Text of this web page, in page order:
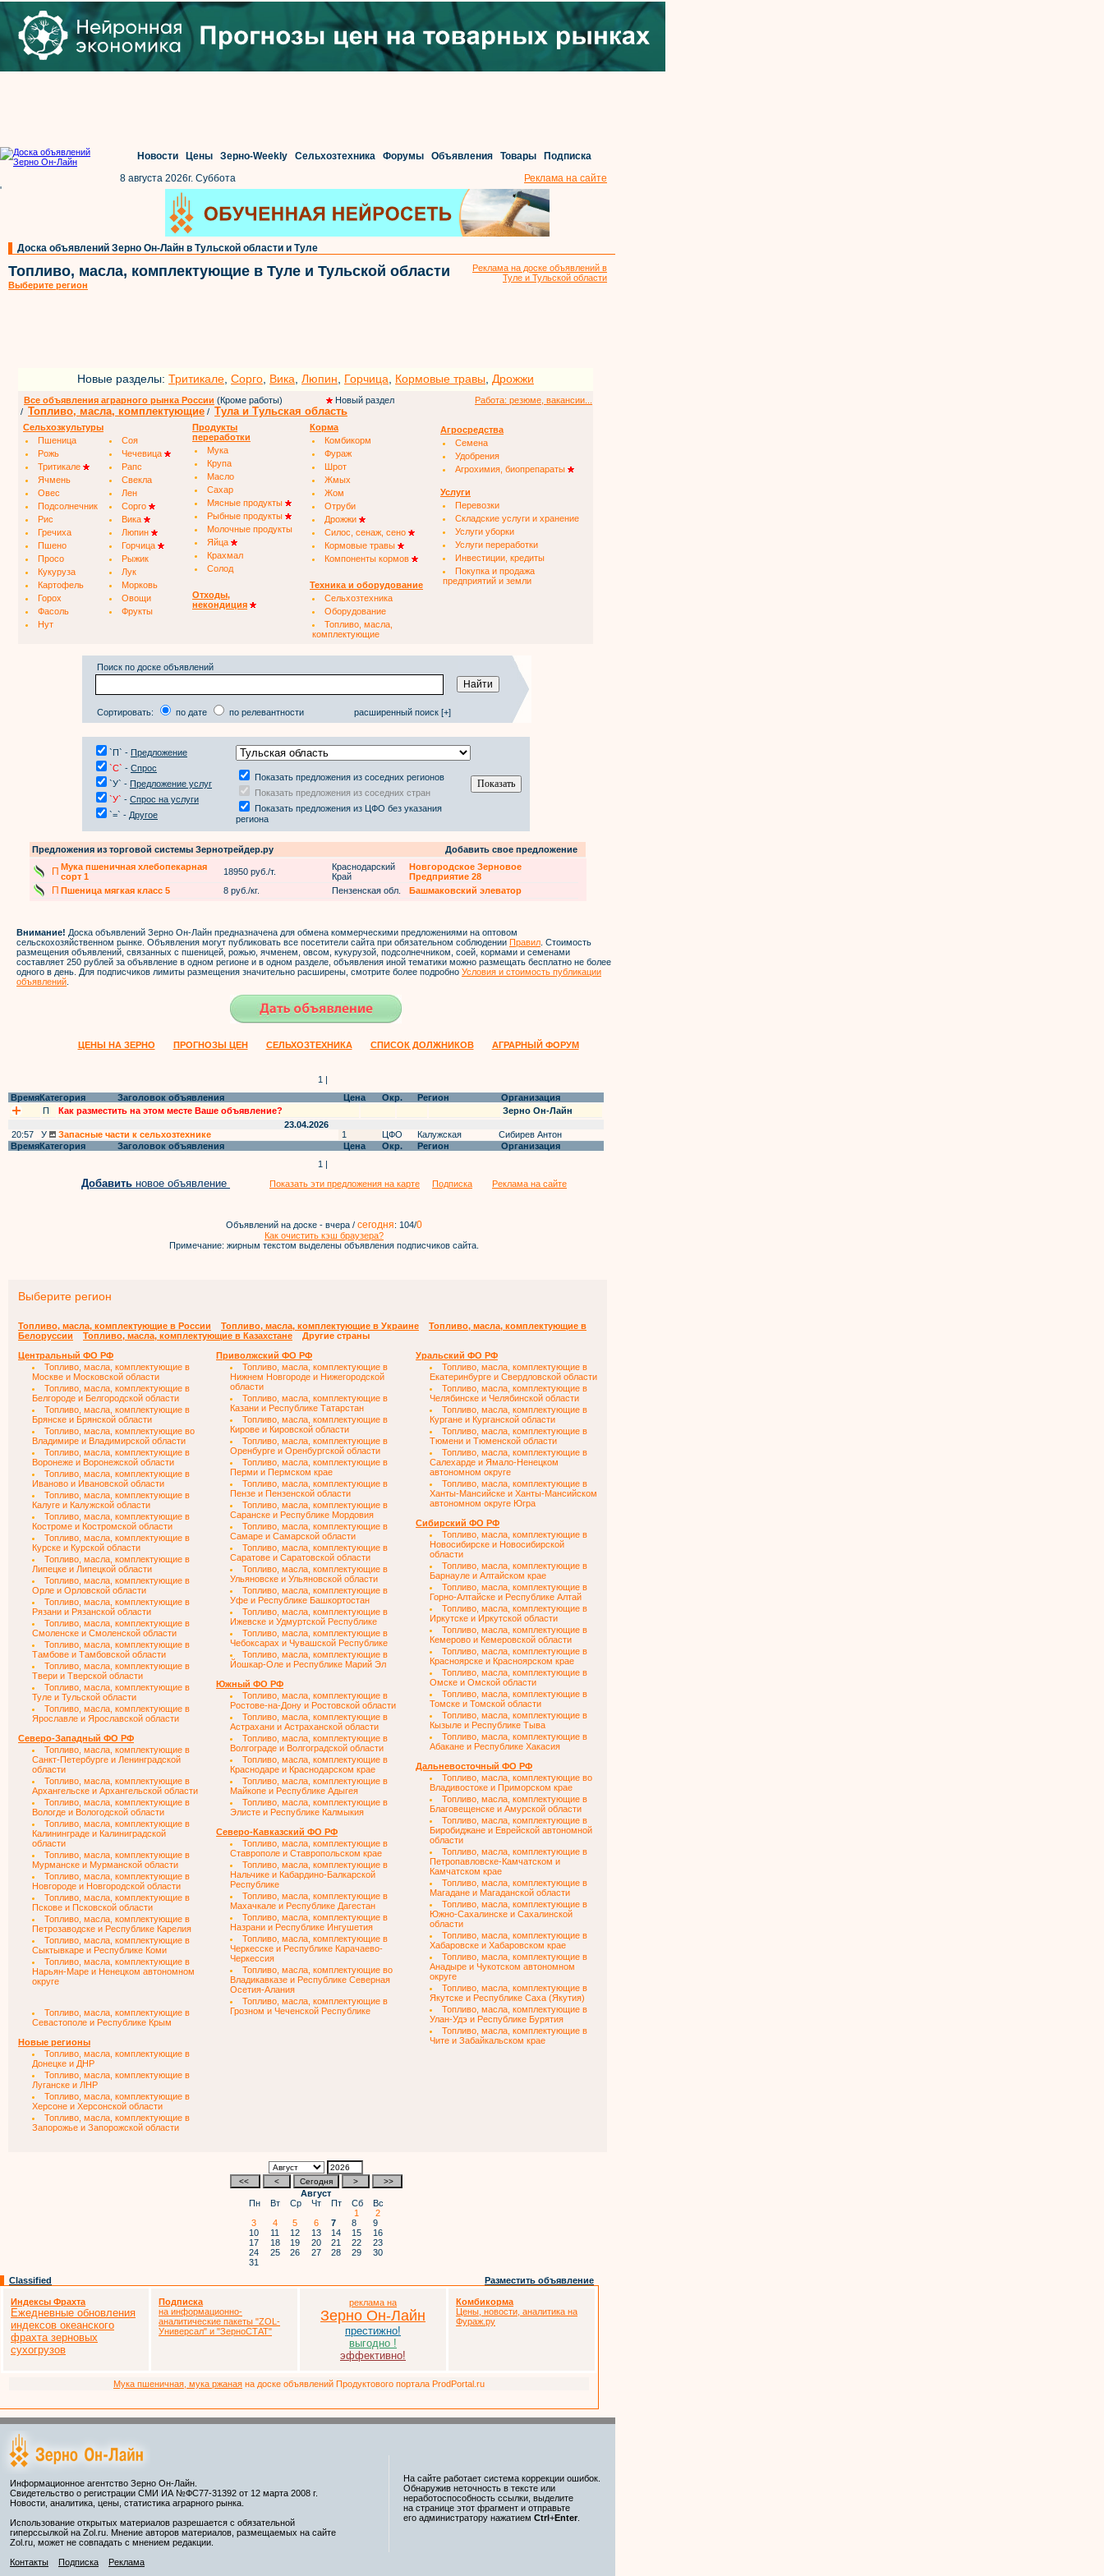
Новости Цены Зерно-Weekly Сельхозтехника Форумы Объявления Товары
Подписка
8 августа 2026г. Суббота
Реклама на сайте
'
Доска объявлений Зерно Он-Лайн в Тульской области и Туле
Топливо, масла, комплектующие в Туле и Тульской области
Выберите регион
Реклама на доске объявлений в
Туле и Тульской области
Новые разделы: Тритикале Сорго Вика Люпин Горчица Кормовые травы Дрожжи
Все объявления аграрного рынка России (Кроме работы) Новый раздел
Работа: резюме, вакансии...
/ Топливо, масла, комплектующие / Тула и Тульская область
Сельхозкультуры
Пшеница
Соя
Рожь
Чечевица
Тритикале
Рапс
Ячмень
Свекла
Овес
Лен
Подсолнечник
Сорго
Рис
Вика
Гречиха
Люпин
Пшено
Горчица
Просо
Рыжик
Кукуруза
Лук
Картофель
Морковь
Горох
Овощи
Фасоль
Фрукты
Нут
Продукты
переработки
Мука
Крупа
Масло
Сахар
Мясные продукты
Рыбные продукты
Молочные продукты
Яйца
Крахмал
Солод
Отходы,
некондиция
Корма
Комбикорм
Фураж
Шрот
Жмых
Жом
Отруби
Дрожжи
Силос, сенаж, сено
Кормовые травы
Компоненты кормов
Техника и оборудование
Сельхозтехника
Оборудование
Топливо, масла,
комплектующие
Агросредства
Семена
Удобрения
Агрохимия, биопрепараты
Услуги
Перевозки
Складские услуги и хранение
Услуги уборки
Услуги переработки
Инвестиции, кредиты
Покупка и продажа
предприятий и земли
Поиск по доске объявлений
Сортировать: по дате по релевантности расширенный поиск [+]
`П` - Предложение
`С` - Спрос
`У` - Предложение услуг
`У` - Спрос на услуги
`=` - Другое
Показать предложения из соседних регионов
Показать предложения из соседних стран
Показать предложения из ЦФО без указания
региона
Предложения из торговой системы Зернотрейдер.ру Добавить свое предложение
П Мука пшеничная хлебопекарная
сорт 1
18950 руб./т.
Краснодарский
Край
Новгородское Зерновое
Предприятие 28
П Пшеница мягкая класс 5 8 руб./кг. Пензенская обл. Башмаковский элеватор
Внимание! Доска объявлений Зерно Он-Лайн предназначена для обмена коммерческими предложениями на оптовом
сельскохозяйственном рынке. Объявления могут публиковать все посетители сайта при обязательном соблюдении Правил . Стоимость
размещения объявлений, связанных с пшеницей, рожью, ячменем, овсом, кукурузой, подсолнечником, соей, кормами и семенами
составляет 250 рублей за объявление в одном регионе и в одном разделе, объявления иной тематики можно размещать бесплатно не более
одного в день. Для подписчиков лимиты размещения значительно расширены, смотрите более подробно Условия и стоимость публикации
объявлений
ЦЕНЫ НА ЗЕРНО ПРОГНОЗЫ ЦЕН СЕЛЬХОЗТЕХНИКА СПИСОК ДОЛЖНИКОВ АГРАРНЫЙ ФОРУМ
1 |
ВремяКатегория Заголовок объявления Цена Окр. Регион
Организация
П
Как разместить на этом месте Ваше объявление?
Зерно Он-Лайн
23.04.2026
20:57
У Запасные части к сельхозтехнике 1 ЦФО Калужская
Сибирев Антон
ВремяКатегория Заголовок объявления Цена Окр. Регион
Организация
1 |
Добавить новое объявление Показать эти предложения на карте Подписка Реклама на сайте
Объявлений на доске - вчера / сегодня: 104/0
Как очистить кэш браузера?
Примечание: жирным текстом выделены объявления подписчиков сайта.
Выберите регион
Топливо, масла, комплектующие в России Топливо, масла, комплектующие в Украине
Топливо, масла, комплектующие в
Белоруссии
Топливо, масла, комплектующие в Казахстане
Другие страны
Центральный ФО РФ
Топливо, масла, комплектующие в
Москве и Московской области
Топливо, масла, комплектующие в
Белгороде и Белгородской области
Топливо, масла, комплектующие в
Брянске и Брянской области
Топливо, масла, комплектующие во
Владимире и Владимирской области
Топливо, масла, комплектующие в
Воронеже и Воронежской области
Топливо, масла, комплектующие в
Иваново и Ивановской области
Топливо, масла, комплектующие в
Калуге и Калужской области
Топливо, масла, комплектующие в
Костроме и Костромской области
Топливо, масла, комплектующие в
Курске и Курской области
Топливо, масла, комплектующие в
Липецке и Липецкой области
Топливо, масла, комплектующие в
Орле и Орловской области
Топливо, масла, комплектующие в
Рязани и Рязанской области
Топливо, масла, комплектующие в
Смоленске и Смоленской области
Топливо, масла, комплектующие в
Тамбове и Тамбовской области
Топливо, масла, комплектующие в
Твери и Тверской области
Топливо, масла, комплектующие в
Туле и Тульской области
Топливо, масла, комплектующие в
Ярославле и Ярославской области
Северо-Западный ФО РФ
Топливо, масла, комплектующие в
Санкт-Петербурге и Ленинградской
области
Топливо, масла, комплектующие в
Архангельске и Архангельской области
Топливо, масла, комплектующие в
Вологде и Вологодской области
Топливо, масла, комплектующие в
Калининграде и Калиниградской
области
Топливо, масла, комплектующие в
Мурманске и Мурманской области
Топливо, масла, комплектующие в
Новгороде и Новгородской области
Топливо, масла, комплектующие в
Пскове и Псковской области
Топливо, масла, комплектующие в
Петрозаводске и Республике Карелия
Топливо, масла, комплектующие в
Сыктывкаре и Республике Коми
Топливо, масла, комплектующие в
Нарьян-Маре и Ненецком автономном
округе
Топливо, масла, комплектующие в
Севастополе и Республике Крым
Новые регионы
Топливо, масла, комплектующие в
Донецке и ДНР
Топливо, масла, комплектующие в
Луганске и ЛНР
Топливо, масла, комплектующие в
Херсоне и Херсонской области
Топливо, масла, комплектующие в
Запорожье и Запорожской области
Приволжский ФО РФ
Топливо, масла, комплектующие в
Нижнем Новгороде и Нижегородской
области
Топливо, масла, комплектующие в
Казани и Республике Татарстан
Топливо, масла, комплектующие в
Кирове и Кировской области
Топливо, масла, комплектующие в
Оренбурге и Оренбургской области
Топливо, масла, комплектующие в
Перми и Пермском крае
Топливо, масла, комплектующие в
Пензе и Пензенской области
Топливо, масла, комплектующие в
Саранске и Республике Мордовия
Топливо, масла, комплектующие в
Самаре и Самарской области
Топливо, масла, комплектующие в
Саратове и Саратовской области
Топливо, масла, комплектующие в
Ульяновске и Ульяновской области
Топливо, масла, комплектующие в
Уфе и Республике Башкортостан
Топливо, масла, комплектующие в
Ижевске и Удмуртской Республике
Топливо, масла, комплектующие в
Чебоксарах и Чувашской Республике
Топливо, масла, комплектующие в
Йошкар-Оле и Республике Марий Эл
Южный ФО РФ
Топливо, масла, комплектующие в
Ростове-на-Дону и Ростовской области
Топливо, масла, комплектующие в
Астрахани и Астраханской области
Топливо, масла, комплектующие в
Волгограде и Волгоградской области
Топливо, масла, комплектующие в
Краснодаре и Краснодарском крае
Топливо, масла, комплектующие в
Майкопе и Республике Адыгея
Топливо, масла, комплектующие в
Элисте и Республике Калмыкия
Северо-Кавказский ФО РФ
Топливо, масла, комплектующие в
Ставрополе и Ставропольском крае
Топливо, масла, комплектующие в
Нальчике и Кабардино-Балкарской
Республике
Топливо, масла, комплектующие в
Махачкале и Республике Дагестан
Топливо, масла, комплектующие в
Назрани и Республике Ингушетия
Топливо, масла, комплектующие в
Черкесске и Республике Карачаево-
Черкессия
Топливо, масла, комплектующие во
Владикавказе и Республике Северная
Осетия-Алания
Топливо, масла, комплектующие в
Грозном и Чеченской Республике
Уральский ФО РФ
Топливо, масла, комплектующие в
Екатеринбурге и Свердловской области
Топливо, масла, комплектующие в
Челябинске и Челябинской области
Топливо, масла, комплектующие в
Кургане и Курганской области
Топливо, масла, комплектующие в
Тюмени и Тюменской области
Топливо, масла, комплектующие в
Салехарде и Ямало-Ненецком
автономном округе
Топливо, масла, комплектующие в
Ханты-Мансийске и Ханты-Мансийском
автономном округе Югра
Сибирский ФО РФ
Топливо, масла, комплектующие в
Новосибирске и Новосибирской
области
Топливо, масла, комплектующие в
Барнауле и Алтайском крае
Топливо, масла, комплектующие в
Горно-Алтайске и Республике Алтай
Топливо, масла, комплектующие в
Иркутске и Иркутской области
Топливо, масла, комплектующие в
Кемерово и Кемеровской области
Топливо, масла, комплектующие в
Красноярске и Красноярском крае
Топливо, масла, комплектующие в
Омске и Омской области
Топливо, масла, комплектующие в
Томске и Томской области
Топливо, масла, комплектующие в
Кызыле и Республике Тыва
Топливо, масла, комплектующие в
Абакане и Республике Хакасия
Дальневосточный ФО РФ
Топливо, масла, комплектующие во
Владивостоке и Приморском крае
Топливо, масла, комплектующие в
Благовещенске и Амурской области
Топливо, масла, комплектующие в
Биробиджане и Еврейской автономной
области
Топливо, масла, комплектующие в
Петропавловске-Камчатском и
Камчатском крае
Топливо, масла, комплектующие в
Магадане и Магаданской области
Топливо, масла, комплектующие в
Южно-Сахалинске и Сахалинской
области
Топливо, масла, комплектующие в
Хабаровске и Хабаровском крае
Топливо, масла, комплектующие в
Анадыре и Чукотском автономном
округе
Топливо, масла, комплектующие в
Якутске и Республике Саха (Якутия)
Топливо, масла, комплектующие в
Улан-Удэ и Республике Бурятия
Топливо, масла, комплектующие в
Чите и Забайкальском крае
Август
Пн
Вт Ср Чт Пт Сб
Вс
1
2
3
4 5 6 7 8
9
10
11 12 13 14 15
16
17
18 19 20 21 22
23
24
25 26 27 28 29
30
31
Classified
Разместить объявление
Индексы Фрахта
Ежедневные обновления
индексов океанского
фрахта зерновых
сухогрузов
Подписка
на информационно-
аналитические пакеты "ZOL-
Универсал" и "ЗерноСТАТ"
реклама на
Зерно Он-Лайн
престижно!
выгодно !
эффективно!
Комбикорма
Цены, новости, аналитика на
Фураж.ру
Мука пшеничная, мука ржаная на доске объявлений Продуктового портала ProdPortal.ru
Информационное агентство Зерно Он-Лайн.
Свидетельство о регистрации СМИ ИА №ФС77-31392 от 12 марта 2008 г.
Новости, аналитика, цены, статистика аграрного рынка.
Использование открытых материалов разрешается с обязательной
гиперссылкой на Zol.ru. Мнение авторов материалов, размещаемых на сайте
Zol.ru, может не совпадать с мнением редакции.
Контакты
Подписка Реклама
На сайте работает система коррекции ошибок.
Обнаружив неточность в тексте или
неработоспособность ссылки, выделите
на странице этот фрагмент и отправьте
его администратору нажатием Ctrl+Enter